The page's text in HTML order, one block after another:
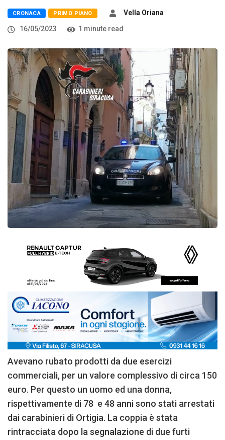
CRONACA PRIMO PIANO
Vella Oriana
16/05/2023
1 minute read
Avevano rubato prodotti da due esercizi
commerciali, per un valore complessivo di circa 150
euro. Per questo un uomo ed una donna,
rispettivamente di 78 e 48 anni sono stati arrestati
dai carabinieri di Ortigia. La coppia è stata
rintracciata dopo la segnalazione di due furti